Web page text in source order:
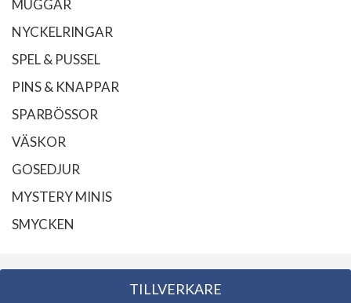
MUGGAR
NYCKELRINGAR
SPEL & PUSSEL
PINS & KNAPPAR
SPARBÖSSOR
VÄSKOR
GOSEDJUR
MYSTERY MINIS
SMYCKEN
TILLVERKARE